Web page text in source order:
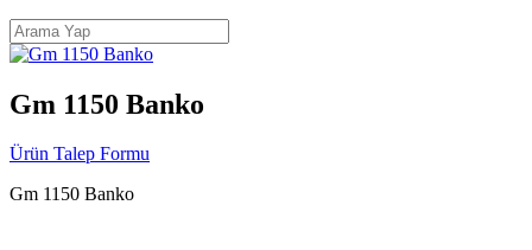
Gm 1150 Banko
Ürün Talep Formu
Gm 1150 Banko